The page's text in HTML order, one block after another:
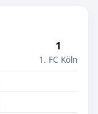
1
1. FC Köln